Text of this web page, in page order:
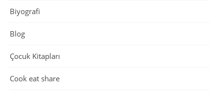
Biyografi
Blog
Çocuk Kitapları
Cook eat share